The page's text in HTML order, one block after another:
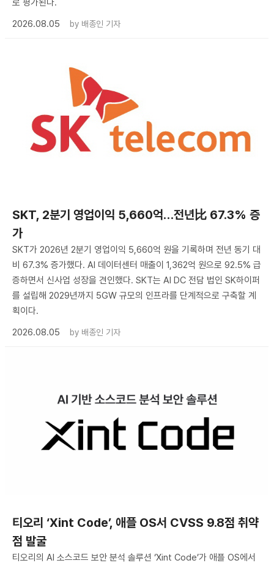
로 평가된다.
2026.08.05
by 배종인 기자
SKT, 2분기 영업이익 5,660억…전년比 67.3% 증
가
SKT가 2026년 2분기 영업이익 5,660억 원을 기록하며 전년 동기 대
비 67.3% 증가했다. AI 데이터센터 매출이 1,362억 원으로 92.5% 급
증하면서 신사업 성장을 견인했다. SKT는 AI DC 전담 법인 SK하이퍼
를 설립해 2029년까지 5GW 규모의 인프라를 단계적으로 구축할 계
획이다.
2026.08.05
by 배종인 기자
티오리 ‘Xint Code’, 애플 OS서 CVSS 9.8점 취약
점 발굴
티오리의 AI 소스코드 보안 분석 솔루션 ‘Xint Code’가 애플 OS에서